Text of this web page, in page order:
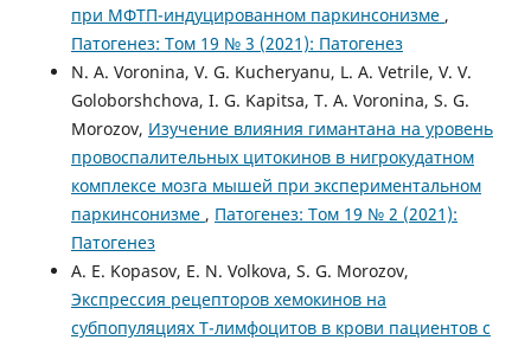
при МФТП-индуцированном паркинсонизме ,
Патогенез: Том 19 № 3 (2021): Патогенез
N. A. Voronina, V. G. Kucheryanu, L. A. Vetrile, V. V.
Goloborshchova, I. G. Kapitsa, T. A. Voronina, S. G.
Morozov, Изучение влияния гимантана на уровень
провоспалительных цитокинов в нигрокудатном
комплексе мозга мышей при экспериментальном
паркинсонизме , Патогенез: Том 19 № 2 (2021):
Патогенез
A. E. Kopasov, E. N. Volkova, S. G. Morozov,
Экспрессия рецепторов хемокинов на
субпопуляциях Т-лимфоцитов в крови пациентов с